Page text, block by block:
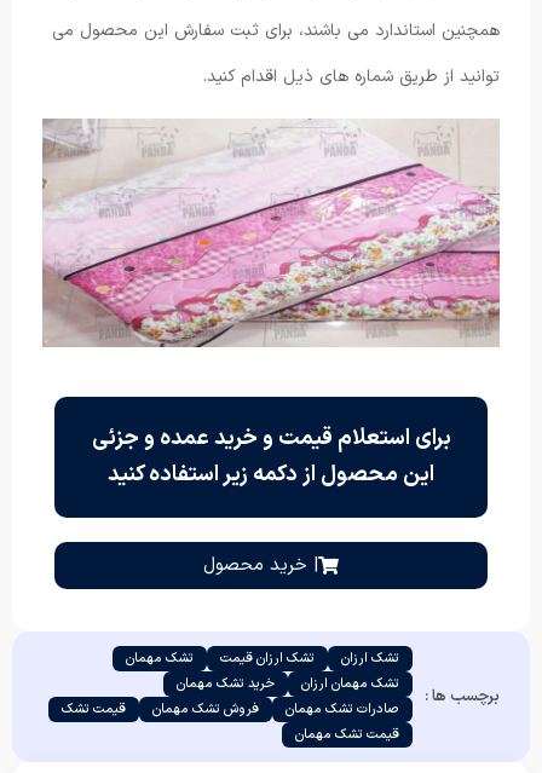
همچنین استاندارد می باشند، برای ثبت سفارش این محصول می
توانید از طریق شماره های ذیل اقدام کنید.
برای استعلام قیمت و خرید عمده و جزئی
این محصول از دکمه زیر استفاده کنید
| خرید محصول
برچسب ها :
تشک ارزان تشک ارزان قیمت
تشک مهمان
تشک مهمان ارزان
خرید تشک مهمان
صادرات تشک مهمان
فروش تشک مهمان
قیمت تشک
قیمت تشک مهمان